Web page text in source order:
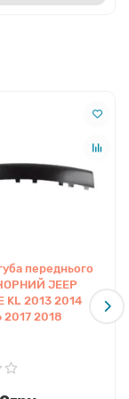
на
сервісного
якості:
для наступних
2017, 2018
виконають
переднього
JEEP
KL 2013 2014
2017 2018